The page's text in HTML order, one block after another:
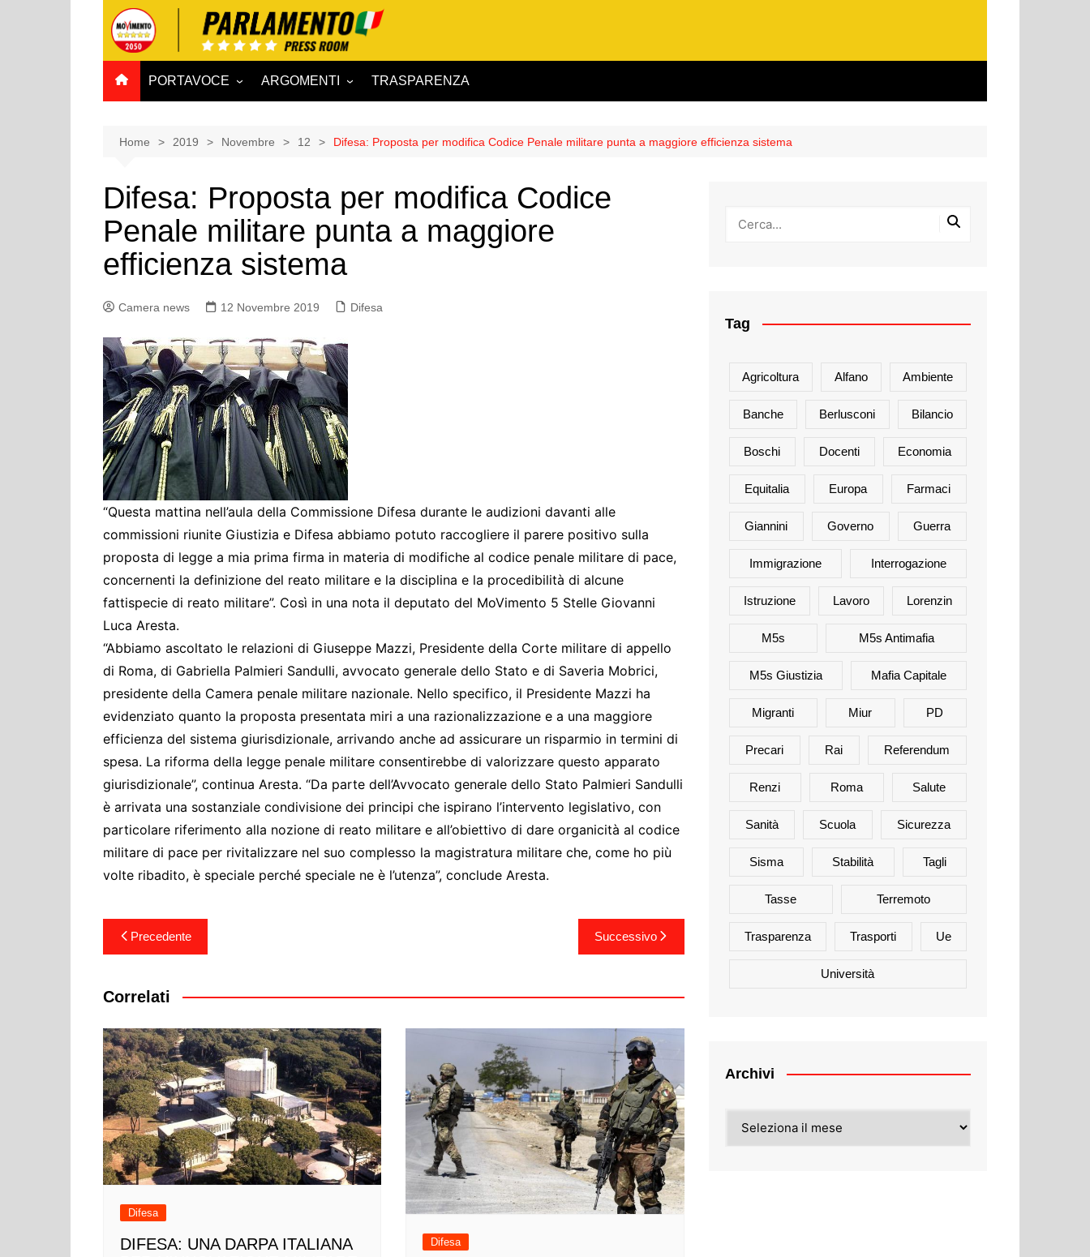
PORTAVOCE
SENATO
ARGOMENTI
Affari esteri
Agricoltura e agroalimentare
Ambiente e Territorio
Attività produttive
Bilancio
Rai
Cultura ed Istruzione
Difesa
Eventi
Finanze e tesoro
Giustizia
Lavori pubblici e Trasporti
Lavoro
Politiche europee
Rifiuti
TRASPARENZA
Home 2019 Novembre 12 Difesa: Proposta per modifica Codice Penale militare punta a maggiore efficienza sistema
Difesa: Proposta per modifica Codice
Penale militare punta a maggiore
efficienza sistema
Camera news 12 Novembre 2019 Difesa
“Questa mattina nell’aula della Commissione Difesa durante le audizioni davanti alle
commissioni riunite Giustizia e Difesa abbiamo potuto raccogliere il parere positivo sulla
proposta di legge a mia prima firma in materia di modifiche al codice penale militare di pace,
concernenti la definizione del reato militare e la disciplina e la procedibilità di alcune
fattispecie di reato militare”. Così in una nota il deputato del MoVimento 5 Stelle Giovanni
Luca Aresta.
“Abbiamo ascoltato le relazioni di Giuseppe Mazzi, Presidente della Corte militare di appello
di Roma, di Gabriella Palmieri Sandulli, avvocato generale dello Stato e di Saveria Mobrici,
presidente della Camera penale militare nazionale. Nello specifico, il Presidente Mazzi ha
evidenziato quanto la proposta presentata miri a una razionalizzazione e a una maggiore
efficienza del sistema giurisdizionale, arrivando anche ad assicurare un risparmio in termini di
spesa. La riforma della legge penale militare consentirebbe di valorizzare questo apparato
giurisdizionale”, continua Aresta. “Da parte dell’Avvocato generale dello Stato Palmieri Sandulli
è arrivata una sostanziale condivisione dei principi che ispirano l’intervento legislativo, con
particolare riferimento alla nozione di reato militare e all’obiettivo di dare organicità al codice
militare di pace per rivitalizzare nel suo complesso la magistratura militare che, come ho più
volte ribadito, è speciale perché speciale ne è l’utenza”, conclude Aresta.
Navigazione
articoli
Precedente Successivo
Correlati
Difesa
DIFESA: UNA DARPA ITALIANA
Difesa
Tag
Agricoltura Alfano Ambiente
Banche Berlusconi Bilancio
Boschi Docenti Economia
Equitalia Europa Farmaci
Giannini Governo Guerra
Immigrazione Interrogazione
Istruzione Lavoro Lorenzin
M5s M5s Antimafia
M5s Giustizia Mafia Capitale
Migranti Miur PD
Precari Rai Referendum
Renzi Roma Salute
Sanità Scuola Sicurezza
Sisma Stabilità Tagli
Tasse Terremoto
Trasparenza Trasporti Ue
Università
Archivi